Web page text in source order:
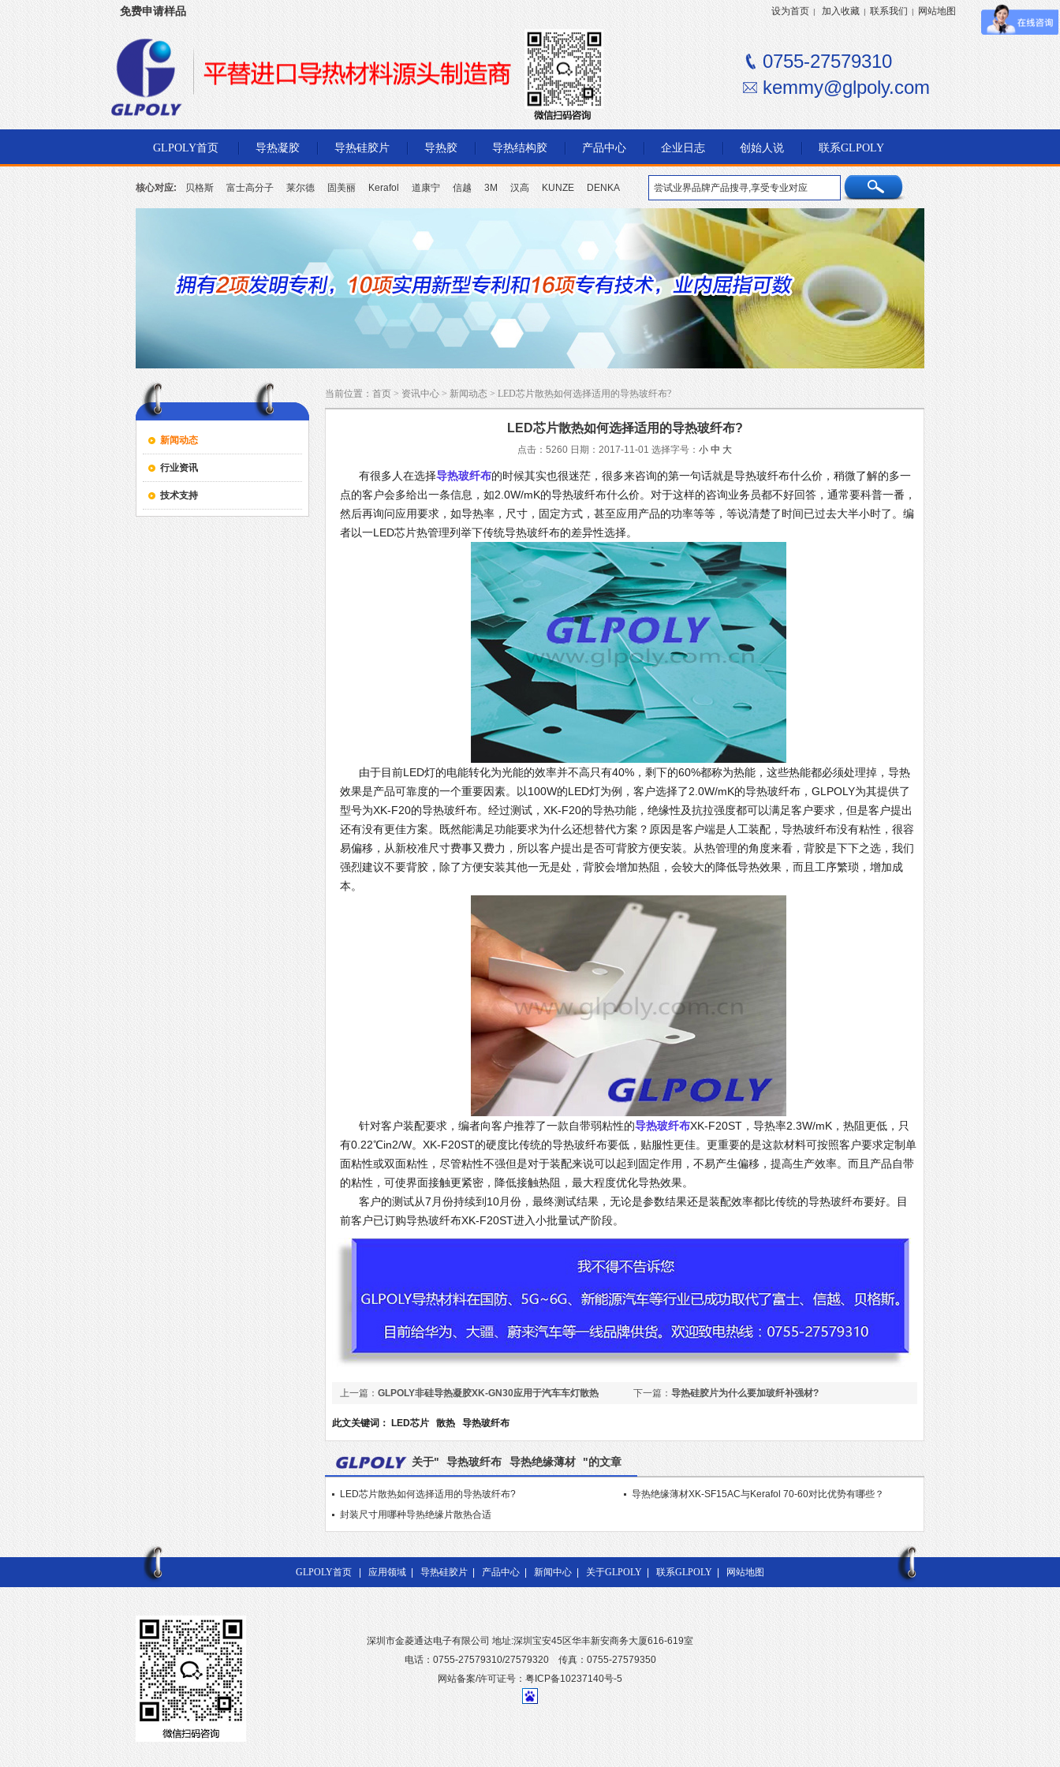
免费申请样品 设为首页 | 加入收藏 | 联系我们 | 网站地图
0755-27579310
kemmy@glpoly.com
GLPOLY首页 导热凝胶 导热硅胶片 导热胶 导热结构胶 产品中心 企业日志 创始人说 联系GLPOLY
核心对应: 贝格斯 富士高分子 莱尔德 固美丽 Kerafol 道康宁 信越 3M 汉高 KUNZE DENKA
新闻动态
行业资讯
技术支持
当前位置： 首页 > 资讯中心 > 新闻动态 > LED芯片散热如何选择适用的导热玻纤布?
LED芯片散热如何选择适用的导热玻纤布?
点击：5260 日期：2017-11-01 选择字号： 小 中 大
有很多人在选择导热玻纤布的时候其实也很迷茫，很多来咨询的第一句话就是导热玻纤布什么价，稍微了解的多一
点的客户会多给出一条信息，如2.0W/mK的导热玻纤布什么价。对于这样的咨询业务员都不好回答，通常要科普一番，
然后再询问应用要求，如导热率，尺寸，固定方式，甚至应用产品的功率等等，等说清楚了时间已过去大半小时了。编
者以一LED芯片热管理列举下传统导热玻纤布的差异性选择。
由于目前LED灯的电能转化为光能的效率并不高只有40%，剩下的60%都称为热能，这些热能都必须处理掉，导热
效果是产品可靠度的一个重要因素。以100W的LED灯为例，客户选择了2.0W/mK的导热玻纤布，GLPOLY为其提供了
型号为XK-F20的导热玻纤布。经过测试，XK-F20的导热功能，绝缘性及抗拉强度都可以满足客户要求，但是客户提出
还有没有更佳方案。既然能满足功能要求为什么还想替代方案？原因是客户端是人工装配，导热玻纤布没有粘性，很容
易偏移，从新校准尺寸费事又费力，所以客户提出是否可背胶方便安装。从热管理的角度来看，背胶是下下之选，我们
强烈建议不要背胶，除了方便安装其他一无是处，背胶会增加热阻，会较大的降低导热效果，而且工序繁琐，增加成
本。
针对客户装配要求，编者向客户推荐了一款自带弱粘性的导热玻纤布XK-F20ST，导热率2.3W/mK，热阻更低，只
有0.22℃in2/W。XK-F20ST的硬度比传统的导热玻纤布要低，贴服性更佳。更重要的是这款材料可按照客户要求定制单
面粘性或双面粘性，尽管粘性不强但是对于装配来说可以起到固定作用，不易产生偏移，提高生产效率。而且产品自带
的粘性，可使界面接触更紧密，降低接触热阻，最大程度优化导热效果。
客户的测试从7月份持续到10月份，最终测试结果，无论是参数结果还是装配效率都比传统的导热玻纤布要好。目
前客户已订购导热玻纤布XK-F20ST进入小批量试产阶段。
上一篇： GLPOLY非硅导热凝胶XK-GN30应用于汽车车灯散热 下一篇： 导热硅胶片为什么要加玻纤补强材?
此文关键词： LED芯片 散热 导热玻纤布
关于" 导热玻纤布 导热绝缘薄材 "的文章
LED芯片散热如何选择适用的导热玻纤布?
导热绝缘薄材XK-SF15AC与Kerafol 70-60对比优势有哪些？
封装尺寸用哪种导热绝缘片散热合适
GLPOLY首页 应用领域 导热硅胶片 产品中心 新闻中心 关于GLPOLY 联系GLPOLY 网站地图
深圳市金菱通达电子有限公司 地址:深圳宝安45区华丰新安商务大厦616-619室
电话：0755-27579310/27579320 传真：0755-27579350
网站备案/许可证号：粤ICP备10237140号-5